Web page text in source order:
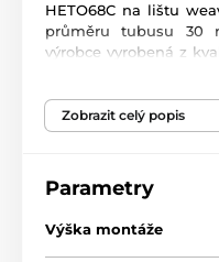
HETO68C na lištu
průměru tubusu 30
výrobce vyrobená z
orientační).
Zobrazit celý popis
Parametry
Výška montáže